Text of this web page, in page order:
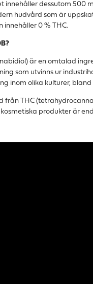
innehåller dessutom 500
hudvård som är
innehåller 0 % THC.
är en omtalad
som utvinns ur
inom olika kulturer,
från THC
produkter är